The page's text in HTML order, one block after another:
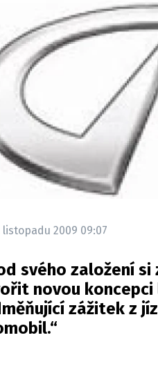
listopadu 2009 09:07
svého založení
novou koncepci
zážitek z